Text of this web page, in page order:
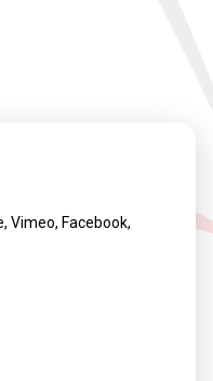
Vimeo, Facebook,